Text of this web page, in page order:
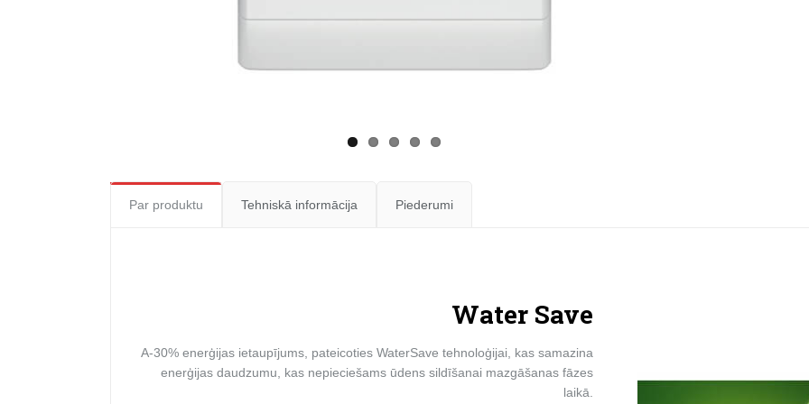
Par produktu Tehniskā informācija Piederumi
Water Save
A-30% enerģijas ietaupījums, pateicoties WaterSave tehnoloģijai, kas samazina
enerģijas daudzumu, kas nepieciešams ūdens sildīšanai mazgāšanas fāzes
laikā.